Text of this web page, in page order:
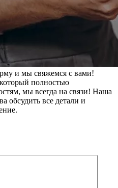
и мы свяжемся с вами!
полностью
мы всегда на связи! Наша
обсудить все детали и